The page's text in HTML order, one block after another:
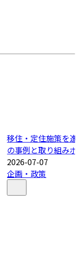
移住・定住施策を
の事例と取り組み
2026-07-07
企画・政策